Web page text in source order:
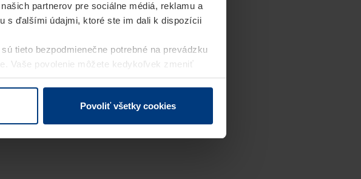
partnerov pre sociálne médiá, reklamu a
s ďalšími údajmi, ktoré ste im dali k dispozícii
tieto bezpodmienečne potrebné na prevádzku
Vaše povolenie môžete kedykoľvek zmeniť
údajovnašej webovej stránky.
Povoliť všetky cookies